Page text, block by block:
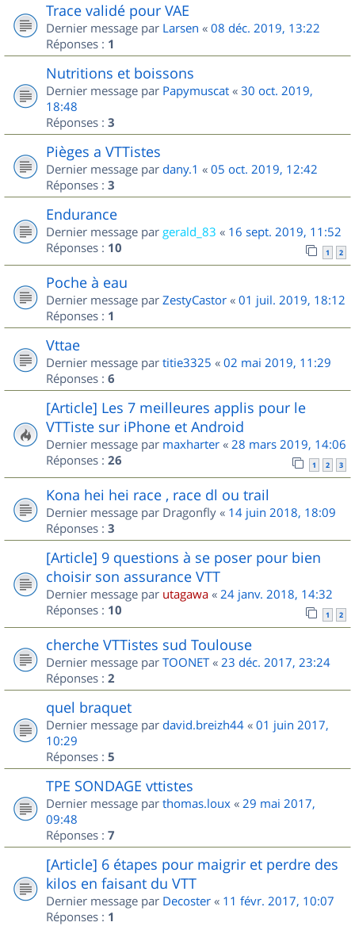
Trace validé pour VAE
Dernier message par Larsen « 08 déc. 2019, 13:22
Réponses : 1
Nutritions et boissons
Dernier message par Papymuscat « 30 oct. 2019,
18:48
Réponses : 3
Pièges a VTTistes
Dernier message par dany.1 « 05 oct. 2019, 12:42
Réponses : 3
Endurance
Dernier message par gerald_83 « 16 sept. 2019, 11:52
Réponses : 10 1 2
Poche à eau
Dernier message par ZestyCastor « 01 juil. 2019, 18:12
Réponses : 1
Vttae
Dernier message par titie3325 « 02 mai 2019, 11:29
Réponses : 6
[Article] Les 7 meilleures applis pour le
VTTiste sur iPhone et Android
Dernier message par maxharter « 28 mars 2019, 14:06
Réponses : 26 1 2 3
Kona hei hei race , race dl ou trail
Dernier message par Dragonfly « 14 juin 2018, 18:09
Réponses : 3
[Article] 9 questions à se poser pour bien
choisir son assurance VTT
Dernier message par utagawa « 24 janv. 2018, 14:32
Réponses : 10 1 2
cherche VTTistes sud Toulouse
Dernier message par TOONET« 23 déc. 2017, 23:24
Réponses : 2
quel braquet
Dernier message par david.breizh44 « 01 juin 2017,
10:29
Réponses : 5
TPE SONDAGE vttistes
Dernier message par thomas.loux « 29 mai 2017,
09:48
Réponses : 7
[Article] 6 étapes pour maigrir et perdre des
kilos en faisant du VTT
Dernier message par Decoster « 11 févr. 2017, 10:07
Réponses : 1